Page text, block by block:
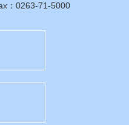
：0263-71-5000